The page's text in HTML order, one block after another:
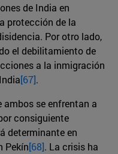
de India en
protección de la
Por otro lado,
el debilitamiento de
a la inmigración
[67].
ambos se enfrentan a
consiguiente
determinante en
Pekín[68]. La crisis ha